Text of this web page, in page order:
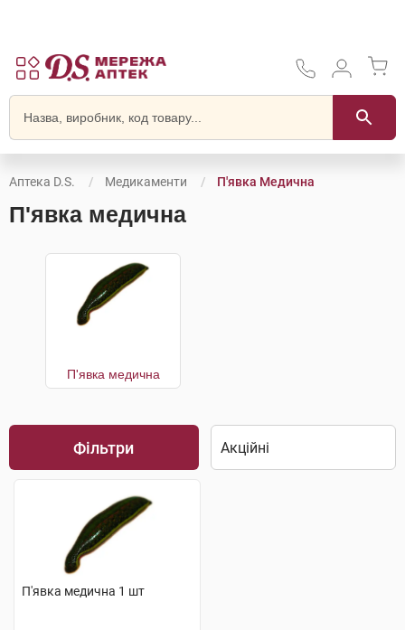
Аптека D.S. Медикаменти П'явка Медична
П'явка медична
П'явка медична
Фільтри
П'явка медична 1 шт